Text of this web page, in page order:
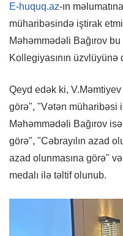
E-huquq.az-ın
müharibəsində iştirak
Məhəmmədəli Bağırov
Kollegiyasının üzvlüyünə
Qeyd edək ki,
görə", "Vətən müharibəsi
Məhəmmədəli Bağırov
görə", "Cəbrayılın azad
azad olunmasına görə"
medalı ilə təltif olunub.